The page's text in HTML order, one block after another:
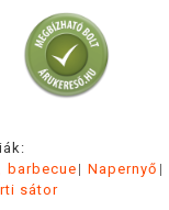
barbecue
Napernyő
sátor